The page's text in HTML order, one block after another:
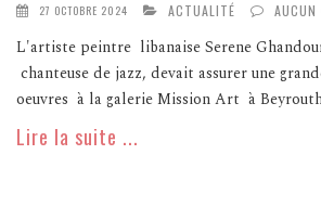
27 OCTOBRE 2024 ACTUALITÉ AUCUN
L'artiste peintre libanaise Serene
chanteuse de jazz, devait assurer une
oeuvres à la galerie Mission Art à
Lire la suite ...